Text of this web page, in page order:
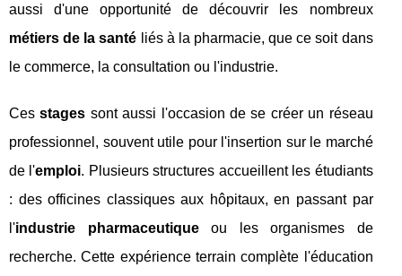
aussi d'une opportunité de découvrir les nombreux
métiers de la santé liés à la pharmacie, que ce soit dans
le commerce, la consultation ou l'industrie.
Cesstages sont aussi l'occasion de se créer un réseau
professionnel, souvent utile pour l'insertion sur le marché
de l'emploi. Plusieurs structures accueillent les étudiants
: des officines classiques aux hôpitaux, en passant par
l'industrie pharmaceutiqueou les organismes de
recherche. Cette expérience terrain complète l'éducation